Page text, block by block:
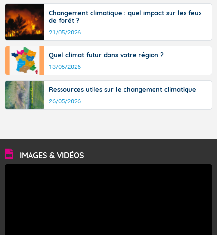
Changement climatique : quel impact sur les feux
de forêt ?
21/05/2026
Quel climat futur dans votre région ?
13/05/2026
Ressources utiles sur le changement climatique
26/05/2026
IMAGES & VIDÉOS